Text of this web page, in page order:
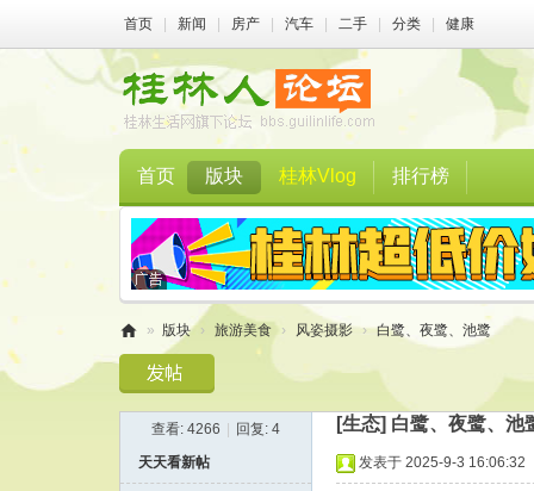
首页 新闻 房产 汽车 二手 分类 健康
首页 版块 桂林Vlog 排行榜
林
» 版块 › 旅游美食 › 风姿摄影 › 白鹭、夜鹭、池鹭
查看: 4266 回复: 4 [生态] 白鹭、夜鹭、池
天天看新帖 发表于 2025-9-3 16:06:32